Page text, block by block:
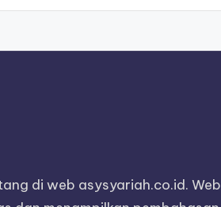
di web asysyariah.co.id. Web